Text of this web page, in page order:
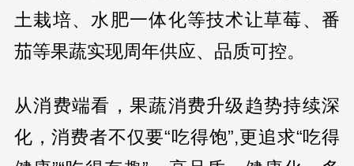
土栽培、水肥一体化等技术让草莓、番
茄等果蔬实现周年供应、品质可控。
从消费端看，果蔬消费升级趋势持续深
化，消费者不仅要“吃得饱”,更追求“吃得